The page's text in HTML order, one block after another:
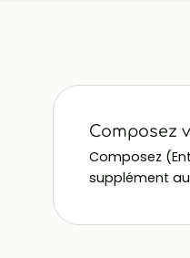
Composez
Composez
supplément